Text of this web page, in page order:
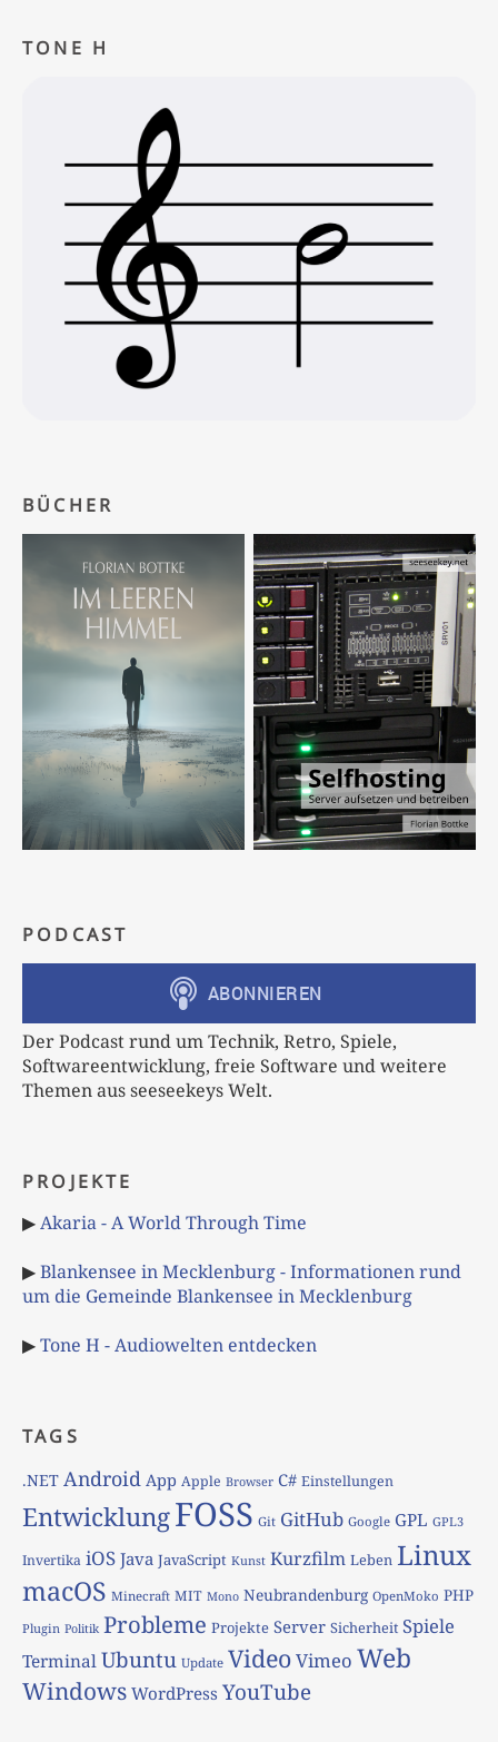
TONE H
BÜCHER
PODCAST
Der Podcast rund um Technik, Retro, Spiele,
Softwareentwicklung, freie Software und weitere
Themen aus seeseekeys Welt.
PROJEKTE
▶Akaria - A World Through Time
▶Blankensee in Mecklenburg - Informationen rund
um die Gemeinde Blankensee in Mecklenburg
▶Tone H - Audiowelten entdecken
TAGS
.NET Android App Apple Browser C# Einstellungen
EntwicklungFOSS Git GitHub Google GPL GPL3
Invertika iOS Java JavaScript Kunst Kurzfilm Leben Linux
macOS Minecraft MIT Mono Neubrandenburg OpenMoko PHP
Plugin Politik Probleme Projekte Server Sicherheit Spiele
TerminalUbuntu Update VideoVimeo Web
Windows WordPress YouTube